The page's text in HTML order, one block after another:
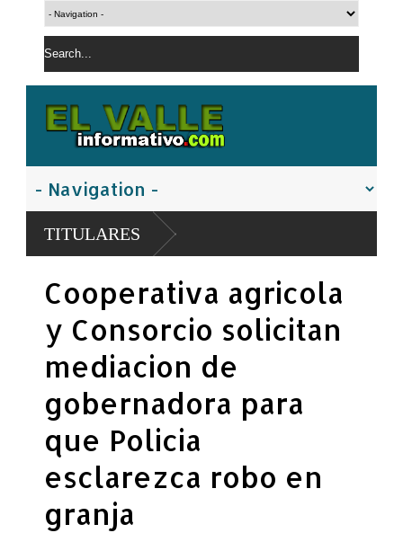
TITULARES
Cooperativa agricola
y Consorcio solicitan
mediacion de
gobernadora para
que Policia
esclarezca robo en
granja